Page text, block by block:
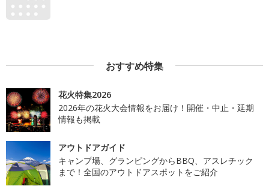
おすすめ特集
花火特集2026
2026年の花火大会情報をお届け！開催・中止・延期
情報も掲載
アウトドアガイド
キャンプ場、グランピングからBBQ、アスレチック
まで！全国のアウトドアスポットをご紹介